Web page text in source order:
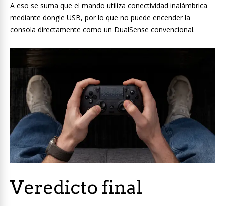
A eso se suma que el mando utiliza conectividad inalámbrica
mediante dongle USB, por lo que no puede encender la
consola directamente como un DualSense convencional.
Veredicto final